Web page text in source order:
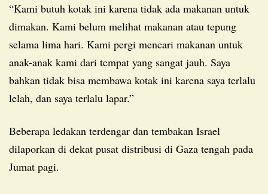
“Kami butuh kotak ini karena tidak ada makanan untuk
dimakan. Kami belum melihat makanan atau tepung
selama lima hari. Kami pergi mencari makanan untuk
anak-anak kami dari tempat yang sangat jauh. Saya
bahkan tidak bisa membawa kotak ini karena saya terlalu
lelah, dan saya terlalu lapar.”
Beberapa ledakan terdengar dan tembakan Israel
dilaporkan di dekat pusat distribusi di Gaza tengah pada
Jumat pagi.